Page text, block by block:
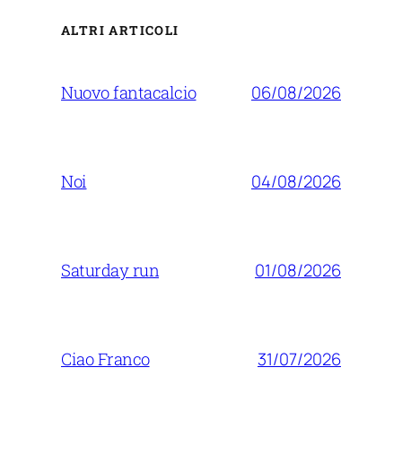
ALTRI ARTICOLI
Nuovo fantacalcio 06/08/2026
Noi 04/08/2026
Saturday run 01/08/2026
Ciao Franco 31/07/2026